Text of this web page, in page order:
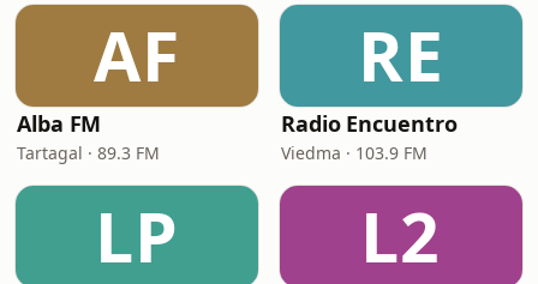
AF
Alba FM
Tartagal · 89.3 FM
RE
Radio Encuentro
Viedma · 103.9 FM
LP L2